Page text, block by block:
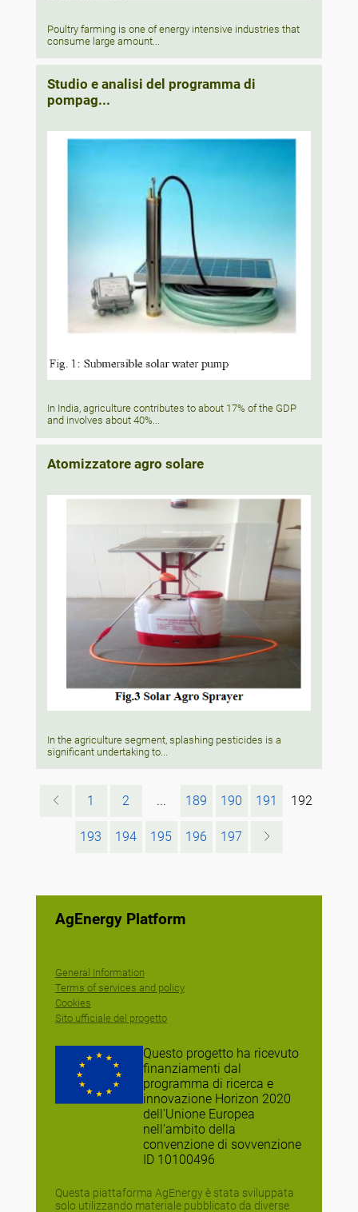
Poultry farming is one of energy intensive industries that
consume large amount...
Studio e analisi del programma di
pompag...
In India, agriculture contributes to about 17% of the GDP
and involves about 40%...
Atomizzatore agro solare
In the agriculture segment, splashing pesticides is a
significant undertaking to...
1 2 ... 189 190 191 192
193 194 195 196 197
AgEnergy Platform
General Information
Terms of services and policy
Cookies
Sito ufficiale del progetto
Questo progetto ha ricevuto
finanziamenti dal
programma di ricerca e
innovazione Horizon 2020
dell'Unione Europea
nell'ambito della
convenzione di sovvenzione
ID 10100496
Questa piattaforma AgEnergy è stata sviluppata
solo utilizzando materiale pubblicato da diverse